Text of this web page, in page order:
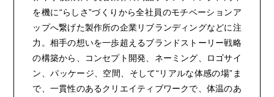
を機に“らしさ”づくりから全社員のモチベーションア
ップへ繋げた製作所の企業リブランディングなどに注
力。相手の想いを一歩超えるブランドストーリー戦略
の構築から、コンセプト開発、ネーミング、ロゴサイ
ン、パッケージ、空間、そして“リアルな体感の場”ま
で、一貫性のあるクリエイティブワークで、体温のあ